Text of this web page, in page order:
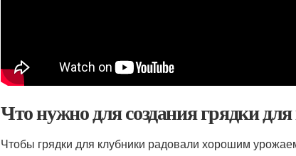
Что нужно для создания грядки
Чтобы грядки для клубники радовали хорошим